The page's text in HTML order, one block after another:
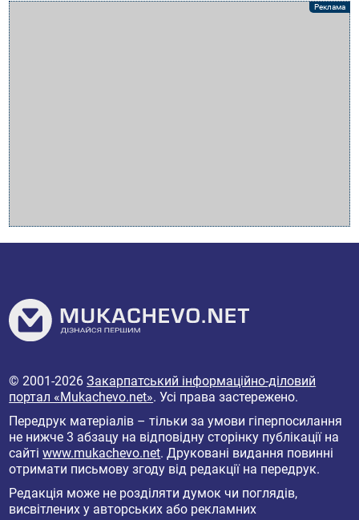
© 2001-2026Закарпатський інформаційно-діловий
портал «Mukachevo.net». Усі права застережено.
Передрук матеріалів – тільки за умови гіперпосилання
не нижче 3 абзацу на відповідну сторінку публікації на
сайтіwww.mukachevo.net. Друковані видання повинні
отримати письмову згоду від редакції на передрук.
Редакція може не розділяти думок чи поглядів,
висвітлених у авторських або рекламних